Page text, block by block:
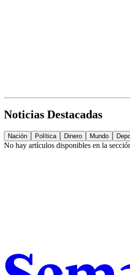
Noticias Destacadas
Nación Política Dinero Mundo
No hay artículos disponibles en la